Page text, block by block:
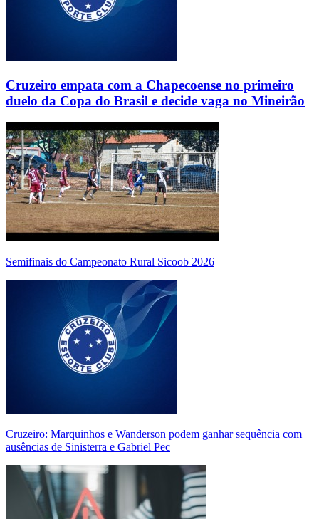
Cruzeiro empata com a Chapecoense no primeiro
duelo da Copa do Brasil e decide vaga no Mineirão
Semifinais do Campeonato Rural Sicoob 2026
Cruzeiro: Marquinhos e Wanderson podem ganhar sequência com
ausências de Sinisterra e Gabriel Pec